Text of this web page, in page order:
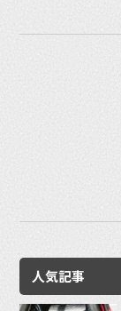
人気記事